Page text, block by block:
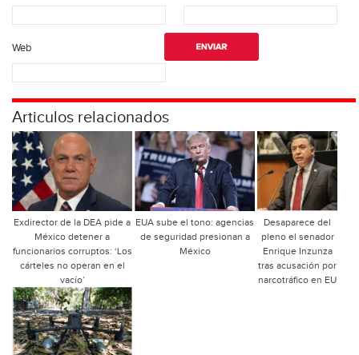
Web
Articulos relacionados
Exdirector de la DEA pide a
México detener a
funcionarios corruptos: ‘Los
cárteles no operan en el
vacío’
EUA sube el tono: agencias
de seguridad presionan a
México
Desaparece del
pleno el senador
Enrique Inzunza
tras acusación por
narcotráfico en EU